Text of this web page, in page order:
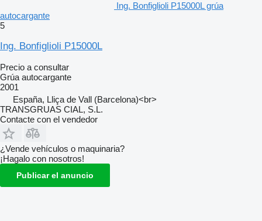
Ing. Bonfiglioli P15000L grúa
autocargante
5
Ing. Bonfiglioli P15000L
Precio a consultar
Grúa autocargante
2001
España, Lliça de Vall (Barcelona)<br>
TRANSGRUAS CIAL, S.L.
Contacte con el vendedor
¿Vende vehículos o maquinaria?
¡Hagalo con nosotros!
Publicar el anuncio